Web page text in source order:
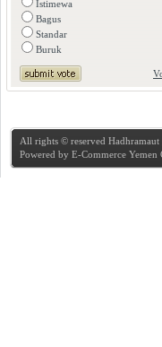
Istimewa
Bagus
Standar
Buruk
All rights © reserved Hadhramaut
Powered by E-Commerce Yemen